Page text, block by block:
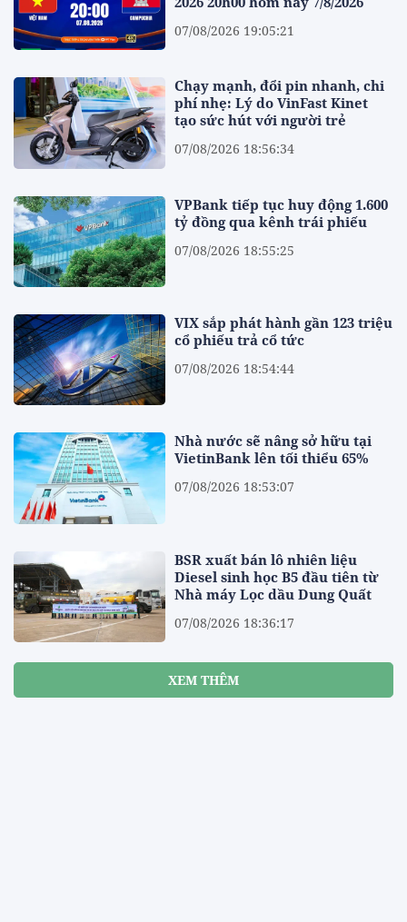
07/08/2026 19:05:21
Chạy mạnh, đổi pin nhanh, chi
phí nhẹ: Lý do VinFast Kinet
tạo sức hút với người trẻ
07/08/2026 18:56:34
VPBank tiếp tục huy động 1.600
tỷ đồng qua kênh trái phiếu
07/08/2026 18:55:25
VIX sắp phát hành gần 123 triệu
cổ phiếu trả cổ tức
07/08/2026 18:54:44
Nhà nước sẽ nâng sở hữu tại
VietinBank lên tối thiểu 65%
07/08/2026 18:53:07
BSR xuất bán lô nhiên liệu
Diesel sinh học B5 đầu tiên từ
Nhà máy Lọc dầu Dung Quất
07/08/2026 18:36:17
XEM THÊM